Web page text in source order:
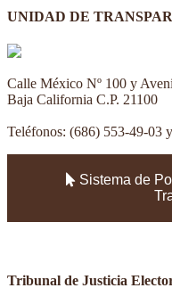
UNIDAD DE
Calle México Nº 100 y
Baja California C.P. 21100
Teléfonos: (686) 553-49-03
Sistema de
Tribunal de Justicia